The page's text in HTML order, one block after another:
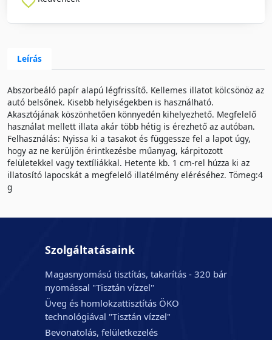
Leírás
Abszorbeáló papír alapú légfrissítő. Kellemes illatot kölcsönöz az
autó belsőnek. Kisebb helyiségekben is használható.
Akasztójának köszönhetően könnyedén kihelyezhető. Megfelelő
használat mellett illata akár több hétig is érezhető az autóban.
Felhasználás: Nyissa ki a tasakot és függessze fel a lapot úgy,
hogy az ne kerüljön érintkezésbe műanyag, kárpitozott
felületekkel vagy textíliákkal. Hetente kb. 1 cm-rel húzza ki az
illatosító lapocskát a megfelelő illatélmény eléréséhez. Tömeg:4
g
Szolgáltatásaink
Magasnyomású tisztítás, takarítás - 320 bár
nyomással "Tisztán vízzel"
Üveg és homlokzattisztítás ÖKO
technológiával "Tisztán vízzel"
Bevonatolás, felületkezelés